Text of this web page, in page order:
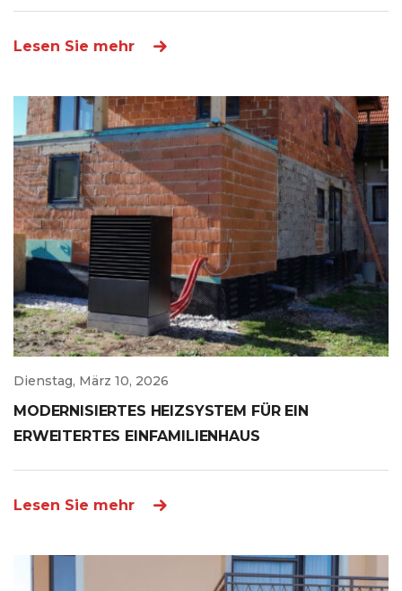
Lesen Sie mehr
Dienstag, März 10, 2026
MODERNISIERTES HEIZSYSTEM FÜR EIN
ERWEITERTES EINFAMILIENHAUS
Lesen Sie mehr